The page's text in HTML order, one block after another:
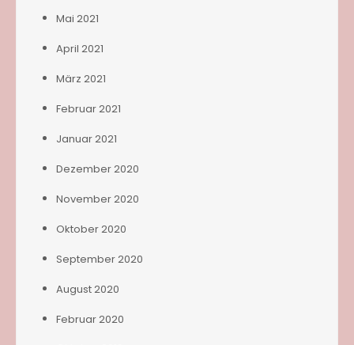
Mai 2021
April 2021
März 2021
Februar 2021
Januar 2021
Dezember 2020
November 2020
Oktober 2020
September 2020
August 2020
Februar 2020